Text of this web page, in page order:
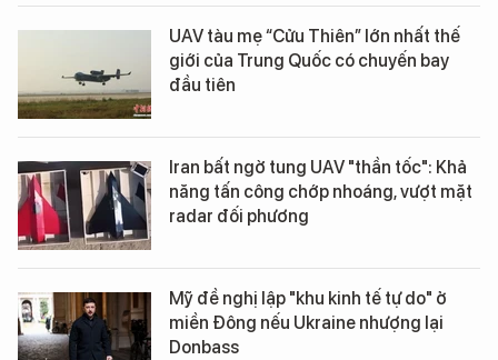
UAV tàu mẹ “Cửu Thiên” lớn nhất thế
giới của Trung Quốc có chuyến bay
đầu tiên
Iran bất ngờ tung UAV "thần tốc": Khả
năng tấn công chớp nhoáng, vượt mặt
radar đối phương
Mỹ đề nghị lập "khu kinh tế tự do" ở
miền Đông nếu Ukraine nhượng lại
Donbass